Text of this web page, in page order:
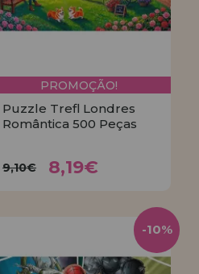
PROMOÇÃO!
Puzzle Trefl Londres
Romântica 500 Peças
9,10€ 8,19€
-10%